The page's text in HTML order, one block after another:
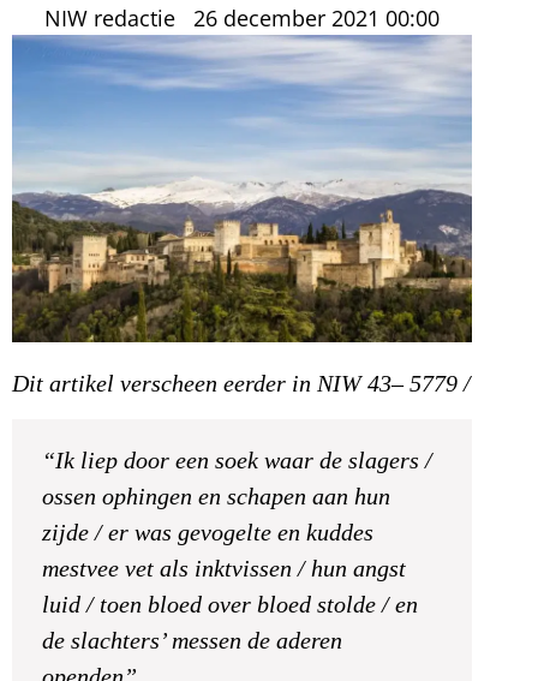
NIW redactie 26 december 2021 00:00
Dit artikel verscheen eerder in NIW 43– 5779 /
“Ik liep door een soek waar de slagers /
ossen ophingen en schapen aan hun
zijde / er was gevogelte en kuddes
mestvee vet als inktvissen / hun angst
luid / toen bloed over bloed stolde / en
de slachters’ messen de aderen